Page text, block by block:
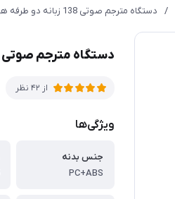
/ دستگاه مترجم صوتی 138 زبانه دو طرفه هوشمند مدل s80
دستگاه مترجم صوتی 138 زبانه دو طرفه هوشمند مدل s80
از 42 نظر
ویژگی‌ها
جنس بدنه
PC+ABS